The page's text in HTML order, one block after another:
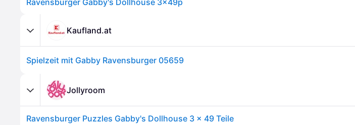
Ravensburger Gabby's Dollhouse 3x49p
Kaufland.at
Spielzeit mit Gabby Ravensburger 05659
Jollyroom
Ravensburger Puzzles Gabby's Dollhouse 3 x 49 Teile